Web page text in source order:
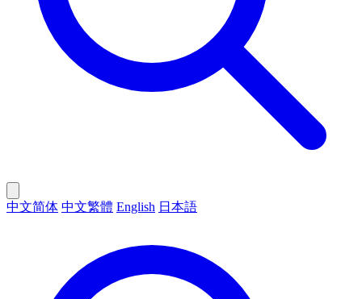
中文简体 中文繁體 English 日本語